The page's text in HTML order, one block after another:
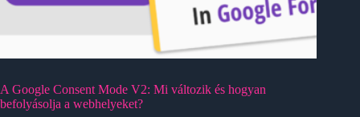
A Google Consent Mode V2: Mi változik és hogyan
befolyásolja a webhelyeket?